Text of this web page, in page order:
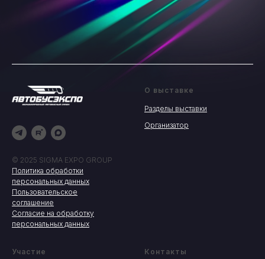
© 2025 SIGMA EXPO GROUP
Политика обработки
персональных данных
Пользовательское
соглашение
Согласие на обработку
персональных данных
О выставке
Разделы выставки
Организатор
Участие Контакты